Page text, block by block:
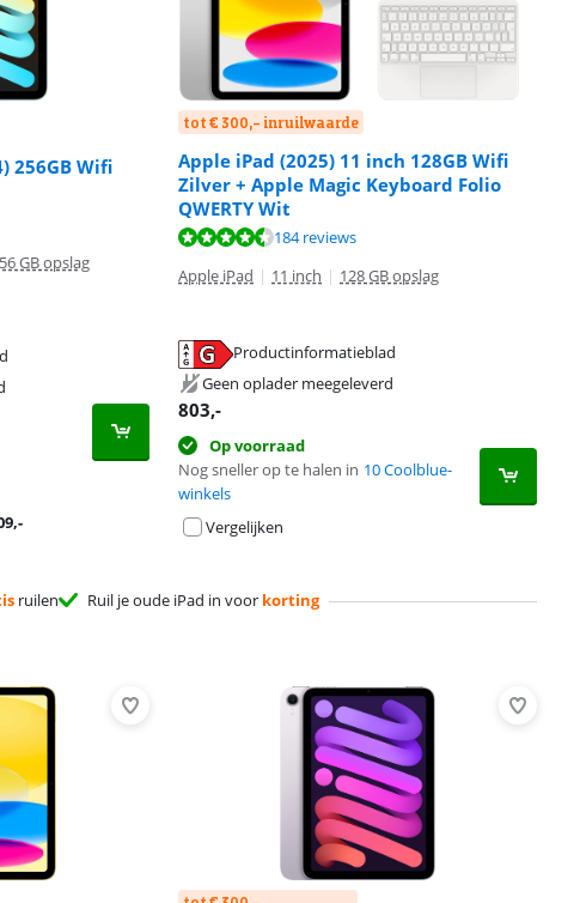
256GB Wifi
GB opslag
,-
tot € 300,- inruilwaarde
Apple iPad (2025) 11 inch 128GB Wifi
Zilver + Apple Magic Keyboard Folio
QWERTY Wit
184 reviews
Apple iPad | 11 inch | 128 GB opslag
Productinformatieblad
Geen oplader meegeleverd
803,-
Op voorraad
Nog sneller op te halen in 10 Coolblue-
winkels
Vergelijken
ruilen Ruil je oude iPad in voor korting